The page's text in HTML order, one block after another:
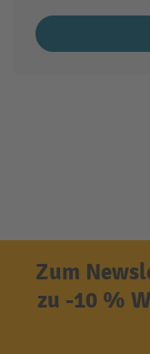
Zum
zu -10 %